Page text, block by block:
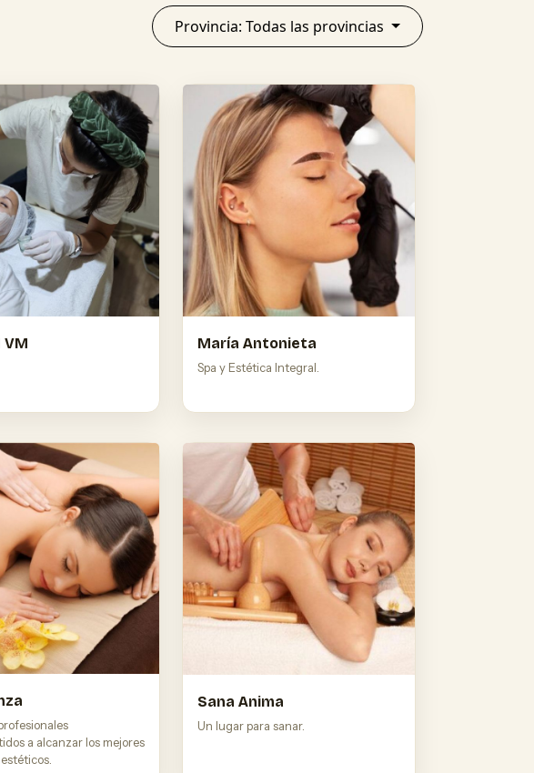
Provincia: Todas las provincias
VM María Antonieta
Spa y Estética Integral.
a alcanzar los mejores
Sana Anima
Un lugar para sanar.